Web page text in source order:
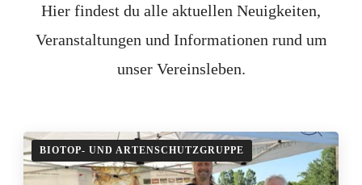
Hier findest du alle aktuellen Neuigkeiten,
Veranstaltungen und Informationen rund um
unser Vereinsleben.
BIOTOP- UND ARTENSCHUTZGRUPPE